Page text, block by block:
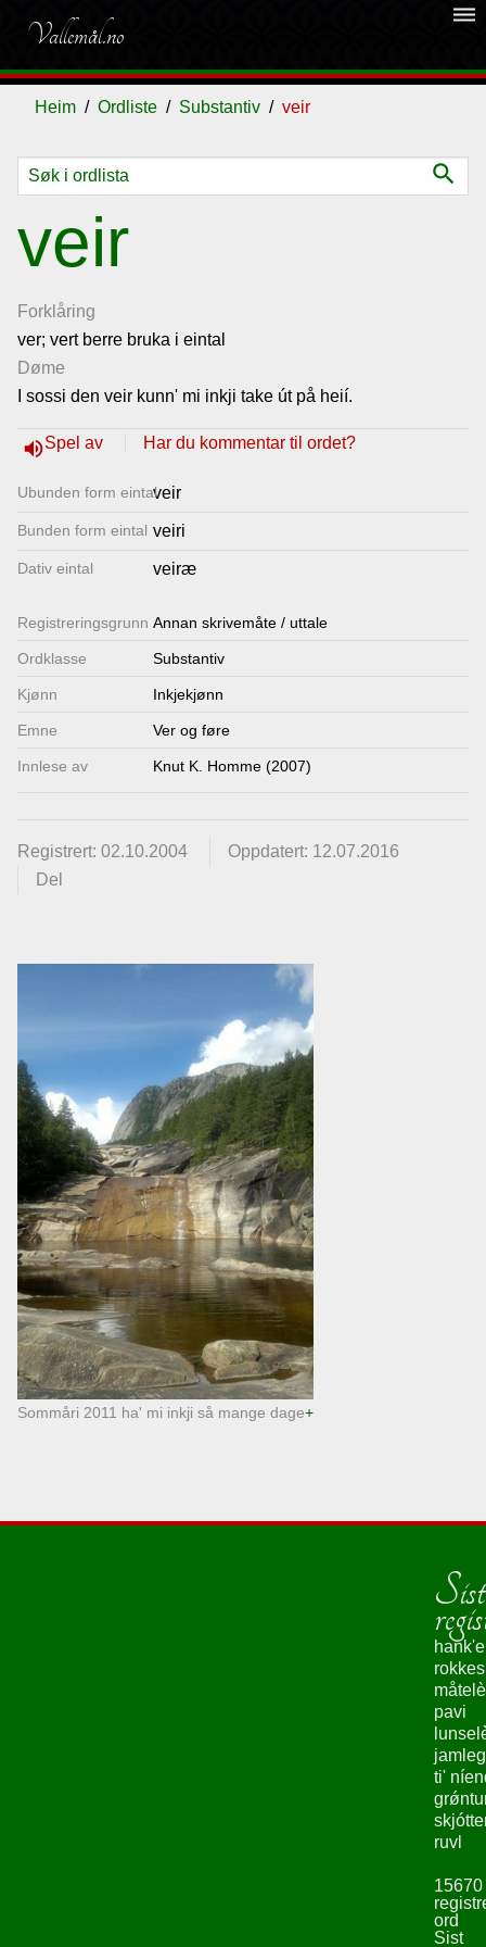
Vallemål.no
dehaze
Heim Ordliste Substantiv veir
search
veir
Forklåring
ver; vert berre bruka i eintal
Døme
I sossi den veir kunn' mi inkji take út på heií.
volume_upSpel av Har du kommentar til ordet?
Ubunden form eintalveir
Bunden form eintal veiri
Dativ eintal veiræ
Registrerings­grunn Annan skrivemåte / uttale
Ordklasse Substantiv
Kjønn Inkjekjønn
Emne Ver og føre
Innlese av Knut K. Homme (2007)
Registrert: 02.10.2004
Oppdatert: 12.07.2016
Del
Sommåri 2011 ha' mi inkji så mange dage
Ordliste
Om
vallemålet
Gjestebok
Nyhende
Lenkjer
oss
hank'e
pavi
ti'
ruvl
15670
ord
Sist